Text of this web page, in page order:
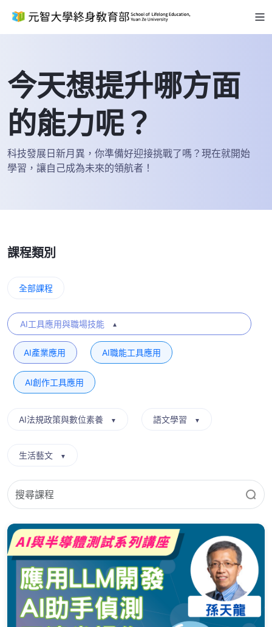
今天想提升哪方面
的能力呢？
科技發展日新月異，你準備好迎接挑戰了嗎？現在就開始
學習，讓自己成為未來的領航者！
課程類別
全部課程
AI工具應用與職場技能 ▼
AI產業應用 AI職能工具應用
AI創作工具應用
AI法規政策與數位素養 ▼ 語文學習 ▼
生活藝文 ▼